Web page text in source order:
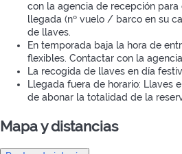
con la agencia de recepción para
llegada (nº vuelo / barco en su
de llaves.
En temporada baja la hora de
flexibles. Contactar con la
La recogida de llaves en día
Llegada fuera de horario: Llaves
de abonar la totalidad de la
Mapa y distancias